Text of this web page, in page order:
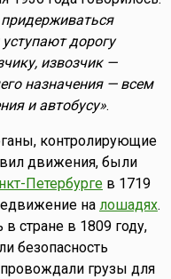
дорогу
извозчик —
назначения — всем
и автобусу».
контролирующие
движения, были
Петербургев 1719
на лошадях.
в стране в 1809 году,
безопасность
грузы для